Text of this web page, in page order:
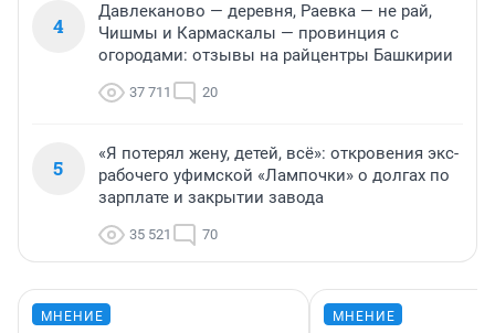
4
Давлеканово — деревня, Раевка — не рай,
Чишмы и Кармаскалы — провинция с
огородами: отзывы на райцентры Башкирии
37 711 20
5
«Я потерял жену, детей, всё»: откровения экс-
рабочего уфимской «Лампочки» о долгах по
зарплате и закрытии завода
35 521 70
МНЕНИЕ МНЕНИЕ